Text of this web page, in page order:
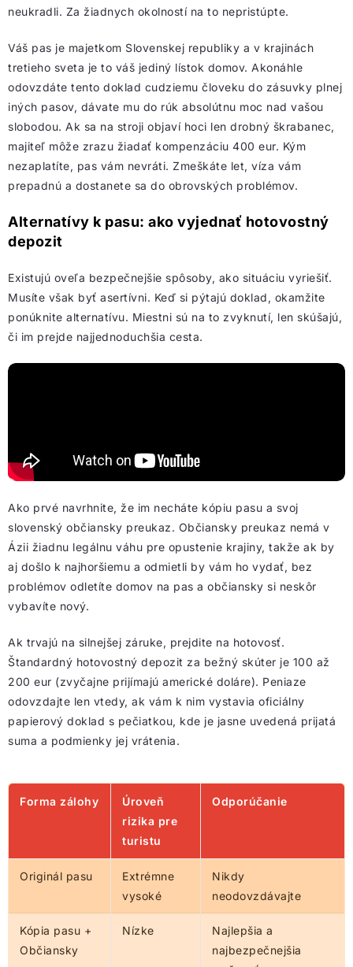
neukradli. Za žiadnych okolností na to nepristúpte.
Váš pas je majetkom Slovenskej republiky a v krajinách
tretieho sveta je to váš jediný lístok domov. Akonáhle
odovzdáte tento doklad cudziemu človeku do zásuvky plnej
iných pasov, dávate mu do rúk absolútnu moc nad vašou
slobodou. Ak sa na stroji objaví hoci len drobný škrabanec,
majiteľ môže zrazu žiadať kompenzáciu 400 eur. Kým
nezaplatíte, pas vám nevráti. Zmeškáte let, víza vám
prepadnú a dostanete sa do obrovských problémov.
Alternatívy k pasu: ako vyjednať hotovostný
depozit
Existujú oveľa bezpečnejšie spôsoby, ako situáciu vyriešiť.
Musíte však byť asertívni. Keď si pýtajú doklad, okamžite
ponúknite alternatívu. Miestni sú na to zvyknutí, len skúšajú,
či im prejde najjednoduchšia cesta.
Ako prvé navrhnite, že im necháte kópiu pasu a svoj
slovenský občiansky preukaz. Občiansky preukaz nemá v
Ázii žiadnu legálnu váhu pre opustenie krajiny, takže ak by
aj došlo k najhoršiemu a odmietli by vám ho vydať, bez
problémov odletíte domov na pas a občiansky si neskôr
vybavíte nový.
Ak trvajú na silnejšej záruke, prejdite na hotovosť.
Štandardný hotovostný depozit za bežný skúter je 100 až
200 eur (zvyčajne prijímajú americké doláre). Peniaze
odovzdajte len vtedy, ak vám k nim vystavia oficiálny
papierový doklad s pečiatkou, kde je jasne uvedená prijatá
suma a podmienky jej vrátenia.
Forma zálohy
Úroveň
rizika pre
turistu
Odporúčanie
Originál pasu
Extrémne
vysoké
Nikdy
neodovzdávajte
Kópia pasu +
Občiansky
Nízke
Najlepšia a
najbezpečnejšia